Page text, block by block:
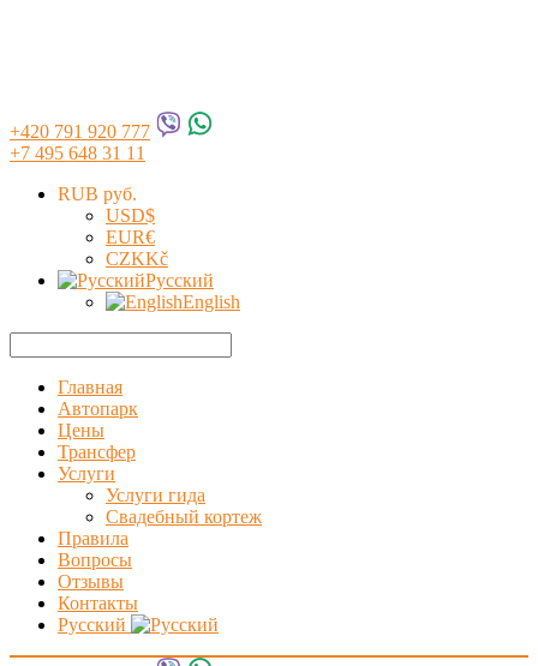
+420 791 920 777
+7 495 648 31 11
RUB руб.
USD$
EUR€
CZKKč
Русский
English
Главная
Автопарк
Цены
Трансфер
Услуги
Услуги гида
Свадебный кортеж
Правила
Вопросы
Отзывы
Контакты
Русский